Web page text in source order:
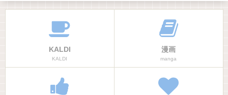
KALDI
KALDI
漫画
manga